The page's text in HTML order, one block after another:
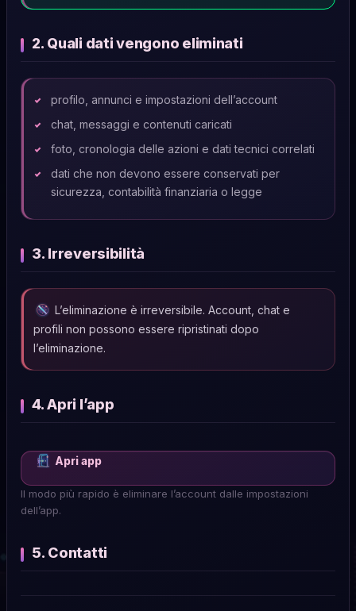
2. Quali dati vengono eliminati
profilo, annunci e impostazioni dell’account
chat, messaggi e contenuti caricati
foto, cronologia delle azioni e dati tecnici correlati
dati che non devono essere conservati per
sicurezza, contabilità finanziaria o legge
3. Irreversibilità
L’eliminazione è irreversibile. Account, chat e
profili non possono essere ripristinati dopo
l’eliminazione.
4. Apri l’app
Apri app
Il modo più rapido è eliminare l’account dalle impostazioni
dell’app.
5. Contatti